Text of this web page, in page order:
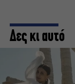
Δες κι αυτό